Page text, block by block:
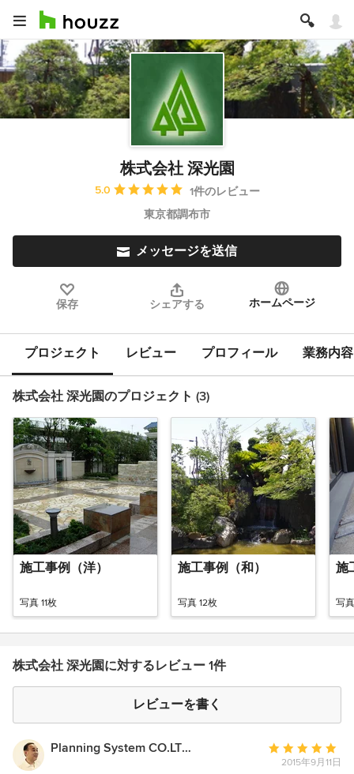
株式会社 深光園
平均評価：5つ星中 星5
5.0
1件のレビュー
東京都調布市
メッセージを送信
保存 シェアする ホームページ
プロジェクト レビュー プロフィール 業務内容
株式会社 深光園のプロジェクト (3)
施工事例（洋）
写真 11枚
施工事例（和）
写真 12枚
施
写
株式会社 深光園に対するレビュー 1件
レビューを書く
Planning System CO.LTD. / S.Wakaki / Architects
平
2015年9月11日